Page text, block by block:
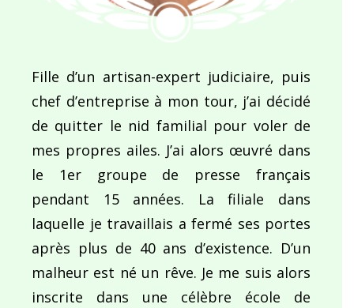
Fille d’un artisan-expert judiciaire, puis
chef d’entreprise à mon tour, j’ai décidé
de quitter le nid familial pour voler de
mes propres ailes. J’ai alors œuvré dans
le 1er groupe de presse français
pendant 15 années. La filiale dans
laquelle je travaillais a fermé ses portes
après plus de 40 ans d’existence. D’un
malheur est né un rêve. Je me suis alors
inscrite dans une célèbre école de